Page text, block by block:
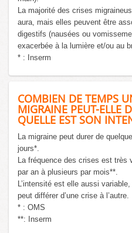
La majorité des crises
aura, mais elles peuvent être
digestifs (nausées ou
exacerbée à la lumière et/ou au
* : Inserm
COMBIEN DE TEMPS
MIGRAINE PEUT-ELLE
QUELLE EST SON
La migraine peut durer de
jours*.
La fréquence des crises est très
par an à plusieurs par mois**.
L’intensité est elle aussi
peut différer d’une crise à l’autre.
* : OMS
**: Inserm